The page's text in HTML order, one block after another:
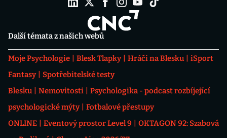
Další témata z našich webů
Moje Psychologie Blesk Tlapky Hráči na Blesku
iSport
Fantasy
Spotřebitelské testy
Blesku
Nemovitosti
Psychologika - podcast rozbíjející
psychologické mýty
Fotbalové přestupy
ONLINE
Eventový prostor Level 9
OKTAGON 92: Szabová